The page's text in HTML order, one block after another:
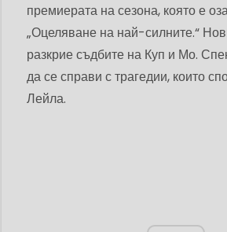
премиерата на сезона, която е
„Оцеляване на най-силните.“
разкрие съдбите на Куп и Мо.
да се справи с трагедии, които
Лейла.